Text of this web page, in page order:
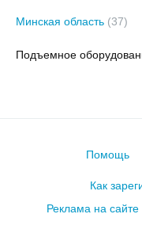
Минская область (37)
Подъемное
Помощь
Как
Реклама на сайте